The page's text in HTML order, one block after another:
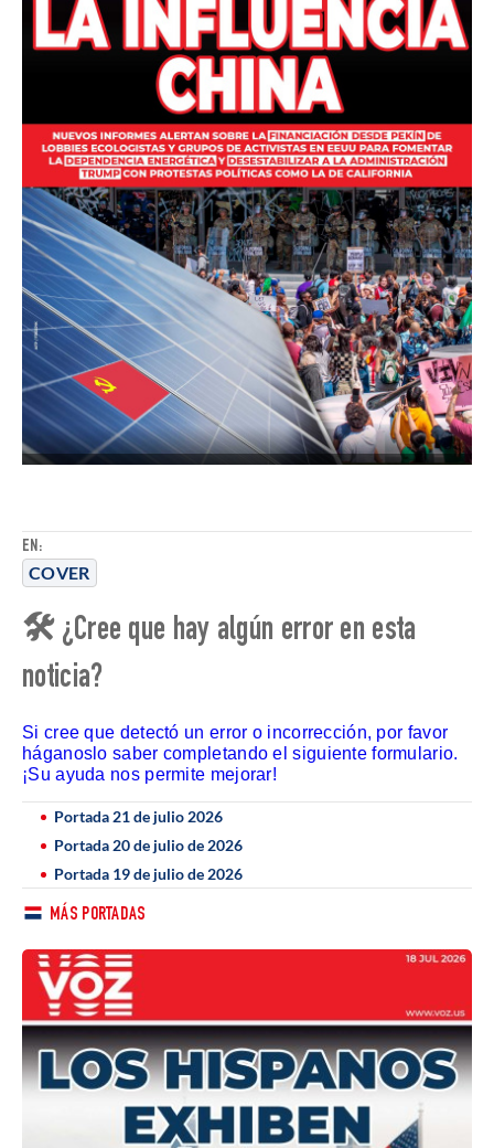
EN:
COVER
🛠 ¿Cree que hay algún error en esta
noticia?
Si cree que detectó un error o incorrección, por favor
háganoslo saber completando el siguiente formulario.
¡Su ayuda nos permite mejorar!
Portada 21 de julio 2026
Portada 20 de julio de 2026
Portada 19 de julio de 2026
MÁS PORTADAS